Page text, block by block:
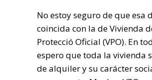
No estoy seguro de que esa
coincida con la de Vivienda
Protecció Oficial (VPO). En
espero que toda la vivienda
de alquiler y su carácter